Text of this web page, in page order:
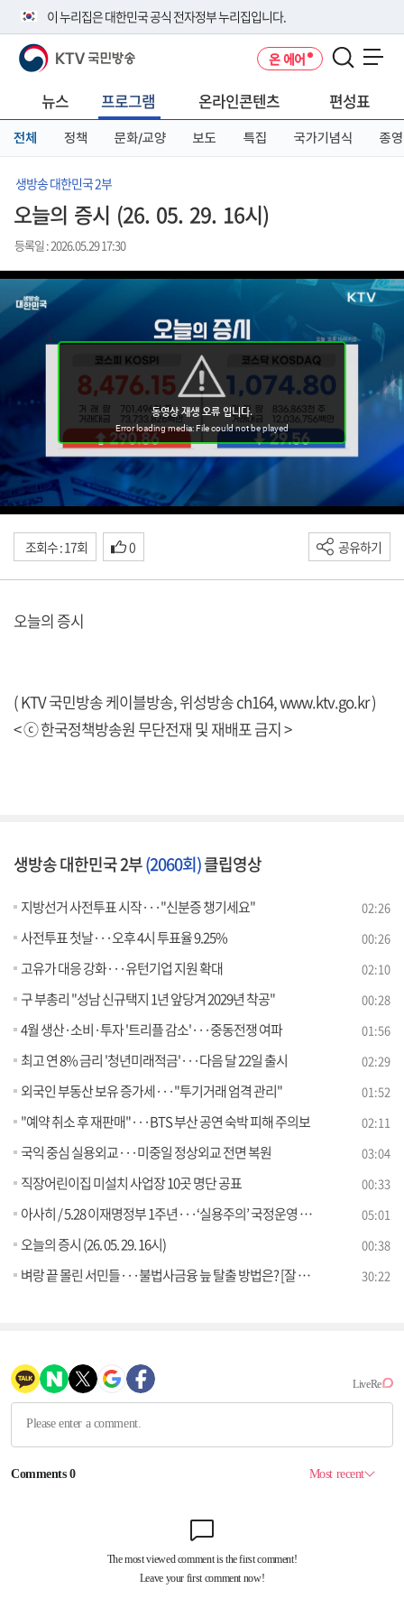
이 누리집은 대한민국 공식 전자정부 누리집입니다.
공식 누리집 주소 확인하기
니다.
이밖에 or.kr 또는 .kr등 다른 도메인 주소를 사용하고 있다면 아래 URL에
서 도메인 주소를 확인해 보세요
KTV 국민방송 온 에어
뉴스 프로그램 온라인콘텐츠 편성표
전체 정책 문화/교양 보도 특집 국가기념식 종영
생방송 대한민국 2부
오늘의 증시 (26. 05. 29. 16시)
등록일 : 2026.05.29 17:30
조회수 : 17회 0 공유하기
오늘의 증시
( KTV 국민방송 케이블방송, 위성방송 ch164,www.ktv.go.kr)
< ⓒ 한국정책방송원 무단전재 및 재배포 금지 >
생방송 대한민국 2부(2060회)클립영상
지방선거 사전투표 시작···"신분증 챙기세요" 02:26
사전투표 첫날···오후 4시 투표율 9.25% 00:26
고유가 대응 강화···유턴기업 지원 확대 02:10
구 부총리 "성남 신규택지 1년 앞당겨 2029년 착공" 00:28
4월 생산·소비·투자 '트리플 감소'···중동전쟁 여파 01:56
최고 연 8% 금리 '청년미래적금'···다음 달 22일 출시 02:29
외국인 부동산 보유 증가세···"투기거래 엄격 관리" 01:52
"예약 취소 후 재판매"···BTS 부산 공연 숙박 피해 주의보 02:11
국익 중심 실용외교···미중일 정상외교 전면 복원 03:04
직장어린이집 미설치 사업장 10곳 명단 공표 00:33
아사히 / 5.28 이재명정부 1주년···‘실용주의’ 국정운영 주목 [외신에 비친 한국] 05:01
오늘의 증시 (26. 05. 29. 16시) 00:38
벼랑 끝 몰린 서민들···불법사금융 늪 탈출 방법은? [잘 사는 법] 30:22